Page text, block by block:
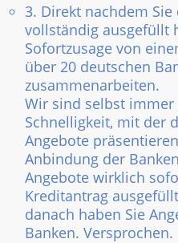
3. Direkt nachdem
vollständig ausgefüllt
Sofortzusage von
über 20 deutschen
zusammenarbeiten.
Wir sind selbst
Schnelligkeit, mit der
Angebote
Anbindung der
Angebote wirklich
Kreditantrag
danach haben Sie
Banken. Versprochen.